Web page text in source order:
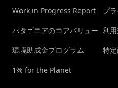
Work in Progress Report
パタゴニアのコアバリュー
環境助成金プログラム
1% for the Planet
プ
利
特